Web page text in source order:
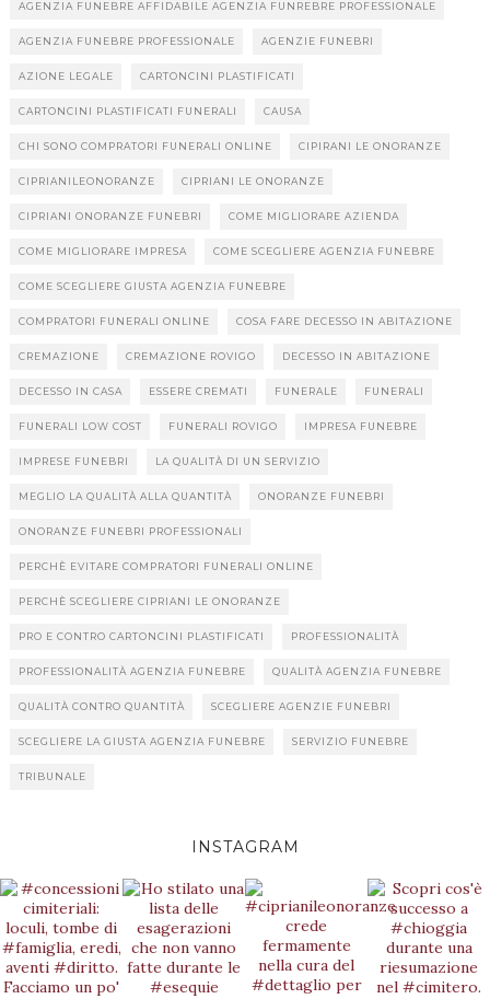
AGENZIA FUNEBRE AFFIDABILE AGENZIA FUNREBRE PROFESSIONALE
AGENZIA FUNEBRE PROFESSIONALE AGENZIE FUNEBRI
AZIONE LEGALE CARTONCINI PLASTIFICATI
CARTONCINI PLASTIFICATI FUNERALI CAUSA
CHI SONO COMPRATORI FUNERALI ONLINE CIPIRANI LE ONORANZE
CIPRIANILEONORANZE CIPRIANI LE ONORANZE
CIPRIANI ONORANZE FUNEBRI COME MIGLIORARE AZIENDA
COME MIGLIORARE IMPRESA COME SCEGLIERE AGENZIA FUNEBRE
COME SCEGLIERE GIUSTA AGENZIA FUNEBRE
COMPRATORI FUNERALI ONLINE COSA FARE DECESSO IN ABITAZIONE
CREMAZIONE CREMAZIONE ROVIGO DECESSO IN ABITAZIONE
DECESSO IN CASA ESSERE CREMATI FUNERALE FUNERALI
FUNERALI LOW COST FUNERALI ROVIGO IMPRESA FUNEBRE
IMPRESE FUNEBRI LA QUALITÀ DI UN SERVIZIO
MEGLIO LA QUALITÀ ALLA QUANTITÀ ONORANZE FUNEBRI
ONORANZE FUNEBRI PROFESSIONALI
PERCHÈ EVITARE COMPRATORI FUNERALI ONLINE
PERCHÈ SCEGLIERE CIPRIANI LE ONORANZE
PRO E CONTRO CARTONCINI PLASTIFICATI PROFESSIONALITÀ
PROFESSIONALITÀ AGENZIA FUNEBRE QUALITÀ AGENZIA FUNEBRE
QUALITÀ CONTRO QUANTITÀ SCEGLIERE AGENZIE FUNEBRI
SCEGLIERE LA GIUSTA AGENZIA FUNEBRE SERVIZIO FUNEBRE
TRIBUNALE
INSTAGRAM